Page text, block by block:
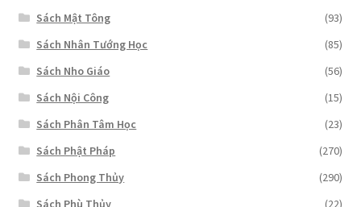
Sách Mật Tông
(93)
Sách Nhân Tướng Học
(85)
Sách Nho Giáo
(56)
Sách Nội Công
(15)
Sách Phân Tâm Học
(23)
Sách Phật Pháp
(270)
Sách Phong Thủy
(290)
Sách Phù Thủy
(22)